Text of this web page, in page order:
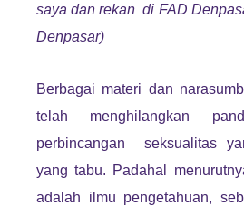
saya dan rekan di FAD
Denpasar)
Berbagai materi dan
telah menghilangkan
perbincangan seksualitas
yang tabu. Padahal
adalah ilmu pengetahuan,